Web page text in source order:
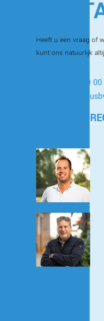
Heeft u een vraag of
kunt ons natuurlijk
020 587 40 00
OF NEEM